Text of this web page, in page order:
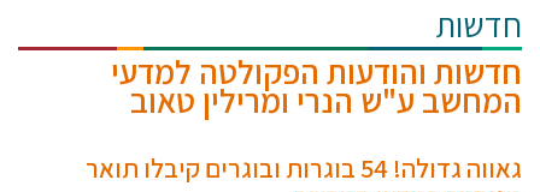
חדשות
חדשות והודעות הפקולטה למדעי
המחשב ע"ש הנרי ומרילין טאוב
גאווה גדולה! 54 בוגרות ובוגרים קיבלו תואר